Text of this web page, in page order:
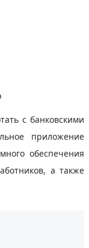
с банковскими
приложение
обеспечения
а также